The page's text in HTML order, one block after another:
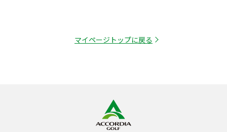
マイページトップに戻る